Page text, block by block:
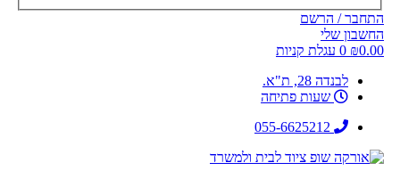
התחבר / הרשם
החשבון שלי
₪0.00
0 עגלת קניות
לבנדה 28, ת"א.
שעות פתיחה
055-6625212